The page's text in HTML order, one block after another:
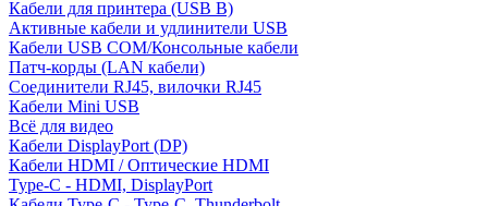
Кабели для принтера (USB B)
Активные кабели и удлинители USB
Кабели USB COM/Консольные кабели
Патч-корды (LAN кабели)
Соединители RJ45, вилочки RJ45
Кабели Mini USB
Всё для видео
Кабели DisplayPort (DP)
Кабели HDMI / Оптические HDMI
Type-C - HDMI, DisplayPort